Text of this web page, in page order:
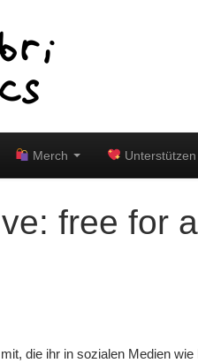
Merch Unterstützen
free for
die ihr in sozialen Medien